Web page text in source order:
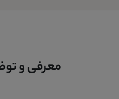
معرفی و